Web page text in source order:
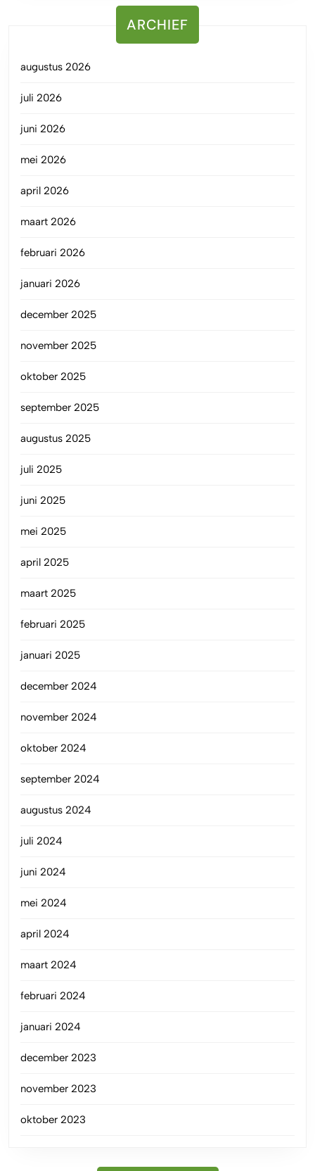
ARCHIEF
augustus 2026
juli 2026
juni 2026
mei 2026
april 2026
maart 2026
februari 2026
januari 2026
december 2025
november 2025
oktober 2025
september 2025
augustus 2025
juli 2025
juni 2025
mei 2025
april 2025
maart 2025
februari 2025
januari 2025
december 2024
november 2024
oktober 2024
september 2024
augustus 2024
juli 2024
juni 2024
mei 2024
april 2024
maart 2024
februari 2024
januari 2024
december 2023
november 2023
oktober 2023